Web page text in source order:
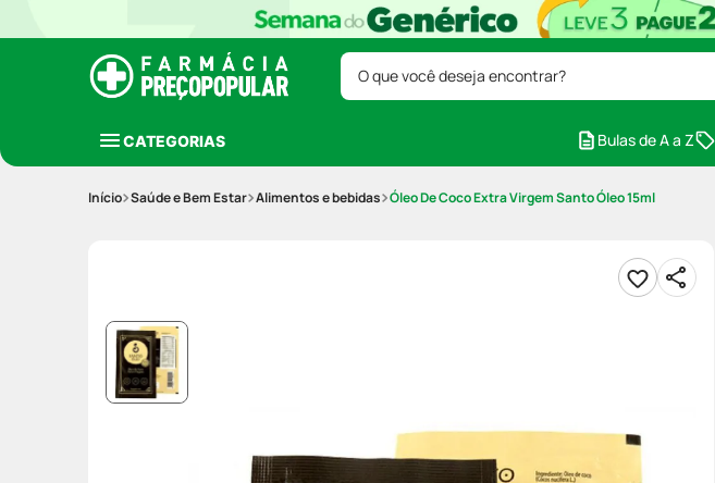
O que você deseja encontrar?
CATEGORIAS Bulas de A a Z
Saúde e Bem Estar Alimentos e bebidas Óleo De Coco Extra Virgem Santo Óleo 15ml